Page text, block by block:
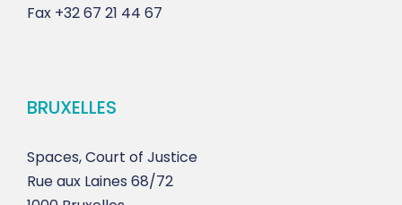
Fax +32 67 21 44 67
BRUXELLES
Spaces, Court of Justice
Rue aux Laines 68/72